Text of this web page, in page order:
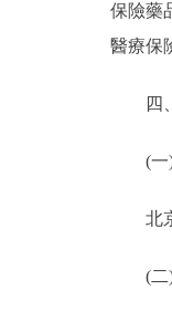
保險藥
醫療保
四、
(一)"
北京
(二)"